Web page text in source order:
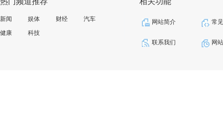
新闻 娱体 财经
汽车
健康
科技
网站简介 常
联系我们 网